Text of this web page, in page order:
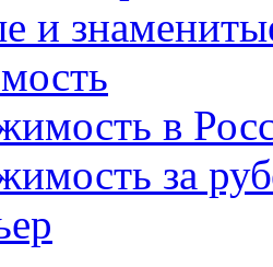
и
в
за